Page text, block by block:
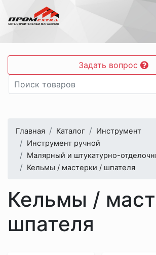
Задать вопрос
Главная Каталог
Инструмент
Инструмент ручной
Малярный и штукатурно-
Кельмы / мастерки / шпателя
Кельмы /
шпателя